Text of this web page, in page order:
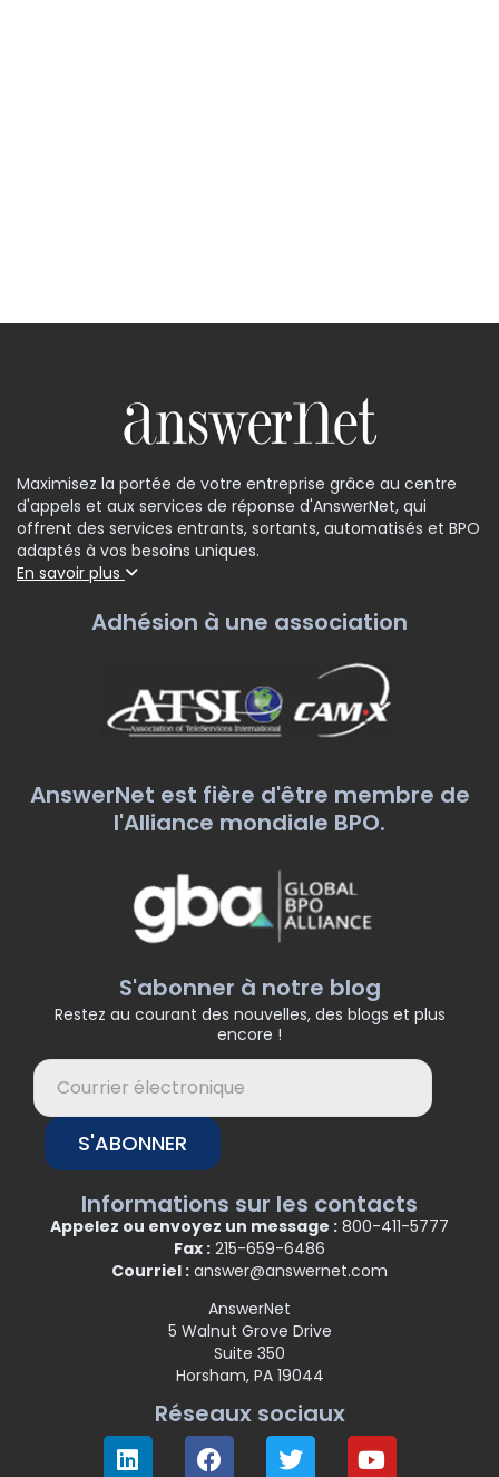
Maximisez la portée de votre entreprise grâce au centre
d'appels et aux services de réponse d'AnswerNet, qui
offrent des services entrants, sortants, automatisés et BPO
adaptés à vos besoins uniques.
En savoir plus
Adhésion à une association
AnswerNet est fière d'être membre de
l'Alliance mondiale BPO.
S'abonner à notre blog
Restez au courant des nouvelles, des blogs et plus
encore !
S'ABONNER
Informations sur les contacts
Appelez ou envoyez un message : 800-411-5777
Fax : 215-659-6486
Courriel : answer@answernet.com
AnswerNet
5 Walnut Grove Drive
Suite 350
Horsham, PA 19044
Réseaux sociaux